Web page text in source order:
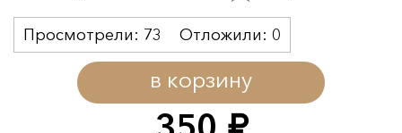
в корзину
Просмотрели: 73 Отложили: 0